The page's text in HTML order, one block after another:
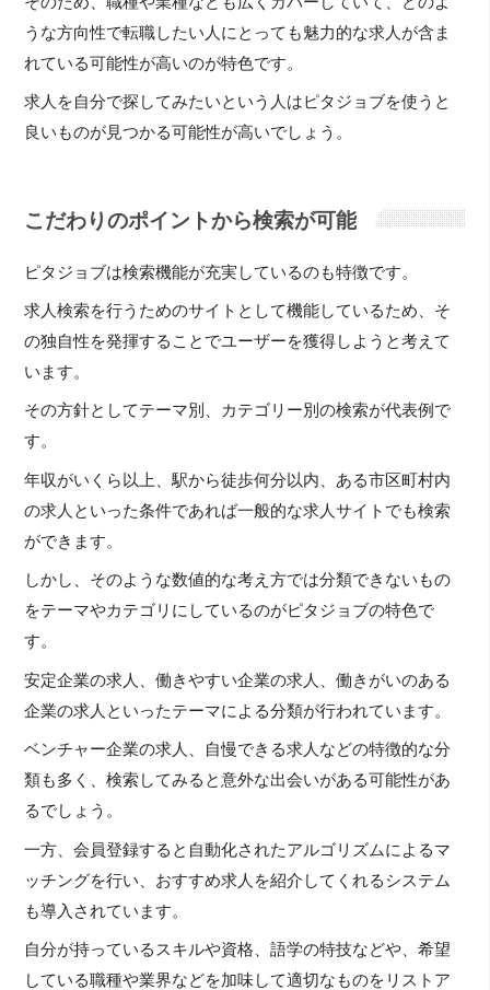
うな方向性で転職したい人にとっても魅力的な求人が含ま
れている可能性が高いのが特色です。
求人を自分で探してみたいという人はピタジョブを使うと
良いものが見つかる可能性が高いでしょう。
こだわりのポイントから検索が可能
ピタジョブは検索機能が充実しているのも特徴です。
求人検索を行うためのサイトとして機能しているため、そ
の独自性を発揮することでユーザーを獲得しようと考えて
います。
その方針としてテーマ別、カテゴリー別の検索が代表例で
す。
年収がいくら以上、駅から徒歩何分以内、ある市区町村内
の求人といった条件であれば一般的な求人サイトでも検索
ができます。
しかし、そのような数値的な考え方では分類できないもの
をテーマやカテゴリにしているのがピタジョブの特色で
す。
安定企業の求人、働きやすい企業の求人、働きがいのある
企業の求人といったテーマによる分類が行われています。
ベンチャー企業の求人、自慢できる求人などの特徴的な分
類も多く、検索してみると意外な出会いがある可能性があ
るでしょう。
一方、会員登録すると自動化されたアルゴリズムによるマ
ッチングを行い、おすすめ求人を紹介してくれるシステム
も導入されています。
自分が持っているスキルや資格、語学の特技などや、希望
している職種や業界などを加味して適切なものをリストア